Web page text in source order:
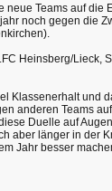
neue Teams auf die
noch gegen die
Heinsberg/Lieck,
Klassenerhalt und
anderen Teams
Duelle auf
aber länger in der
Jahr besser